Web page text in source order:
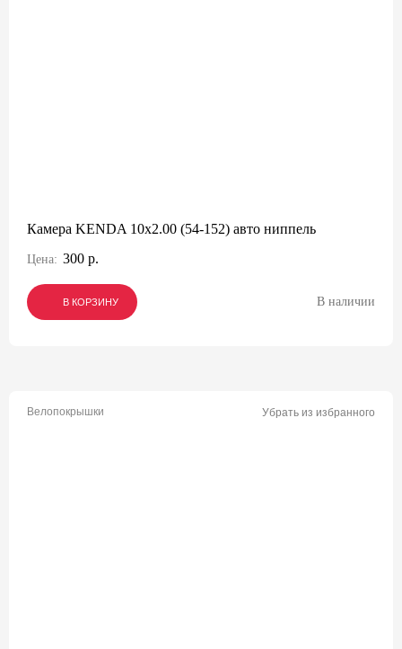
Камера KENDA 10x2.00 (54-152) авто ниппель
Цена: 300 р.
В КОРЗИНУ
В КОРЗИНУ
В КОРЗИНУ В наличии
Велопокрышки Убрать из избранного